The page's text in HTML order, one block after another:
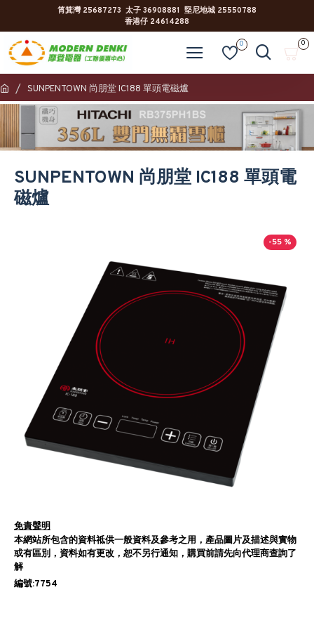
筲箕灣 25687273 太子 36908881 堅尼地城 25550788
香港仔 24614288
0 0
SUNPENTOWN 尚朋堂 IC188 單頭電磁爐
SUNPENTOWN 尚朋堂 IC188 單頭電
磁爐
-55 %
免責聲明
本網站所包含的資料祗供一般資料及參考之用，產品圖片及描述與實物
或有區別，資料如有更改，恕不另行通知，購買前請先向代理商查詢了
解
編號:7754